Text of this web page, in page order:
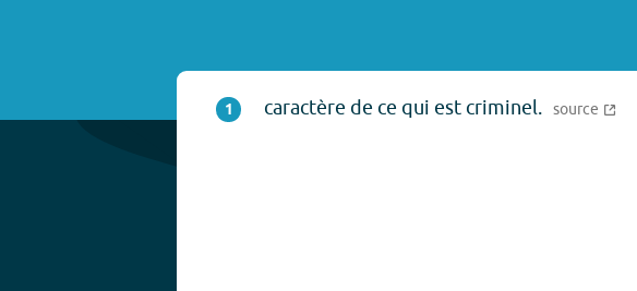
1 caractère de ce qui est criminel. source